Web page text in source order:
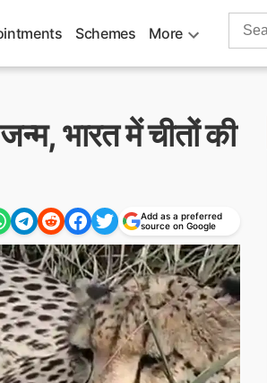
Schemes More
Search
भारत में चीतों की
Add as a preferred
source on Google